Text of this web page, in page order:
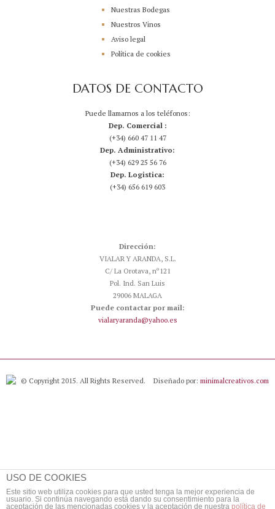
Nuestras Bodegas
Nuestros Vinos
Aviso legal
Política de cookies
DATOS DE CONTACTO
Puede llamarnos a los teléfonos:
Dep. Comercial :
(+34) 660 47 11 47
Dep. Administrativo:
(+34) 629 25 56 76
Dep. Logistica:
(+34) 656 619 603
Dirección:
VIALAR Y ARANDA, S.L.
C/ La Orotava, nº121
Pol. Ind. San Luis
29006 MALAGA
Puede contactar por mail:
vialaryaranda@yahoo.es
© Copyright 2015. All Rights Reserved. Diseñado por: minimalcreativos.com
USO DE COOKIES
Este sitio web utiliza cookies para que usted tenga la mejor experiencia de
usuario. Si continúa navegando está dando su consentimiento para la
aceptación de las mencionadas cookies y la aceptación de nuestra política de